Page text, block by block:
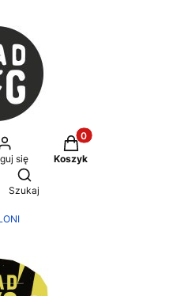
się
Produkty w
Koszyk
Otwórz wyszukiwarkę
Szukaj